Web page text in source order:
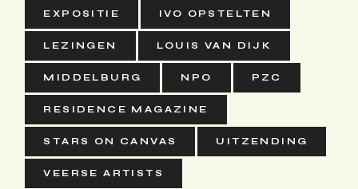
EXPOSITIE IVO OPSTELTEN
LEZINGEN LOUIS VAN DIJK
MIDDELBURG NPO PZC
RESIDENCE MAGAZINE
STARS ON CANVAS UITZENDING
VEERSE ARTISTS